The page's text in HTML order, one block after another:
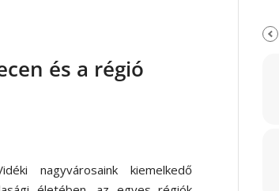
és a régió
nagyvárosaink kiemelkedő